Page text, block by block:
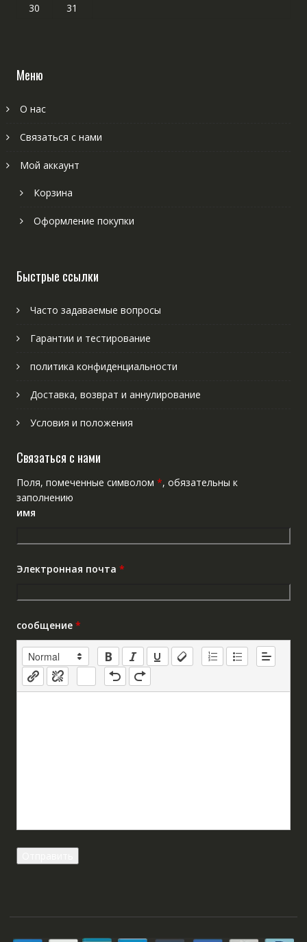
30
31
Меню
О нас
Связаться с нами
Мой аккаунт
Корзина
Оформление покупки
Быстрые ссылки
Часто задаваемые вопросы
Гарантии и тестирование
политика конфиденциальности
Доставка, возврат и аннулирование
Условия и положения
Связаться с нами
Поля, помеченные символом *, обязательны к
заполнению
имя
Электронная почта *
сообщение *